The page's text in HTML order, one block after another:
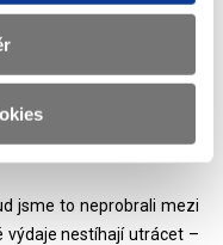
celé čtvrtletí nejezdilo, a
že se odložily ještě
se ale o tom postupně
jsme to neprobrali mezi
výdaje nestíhají utrácet –